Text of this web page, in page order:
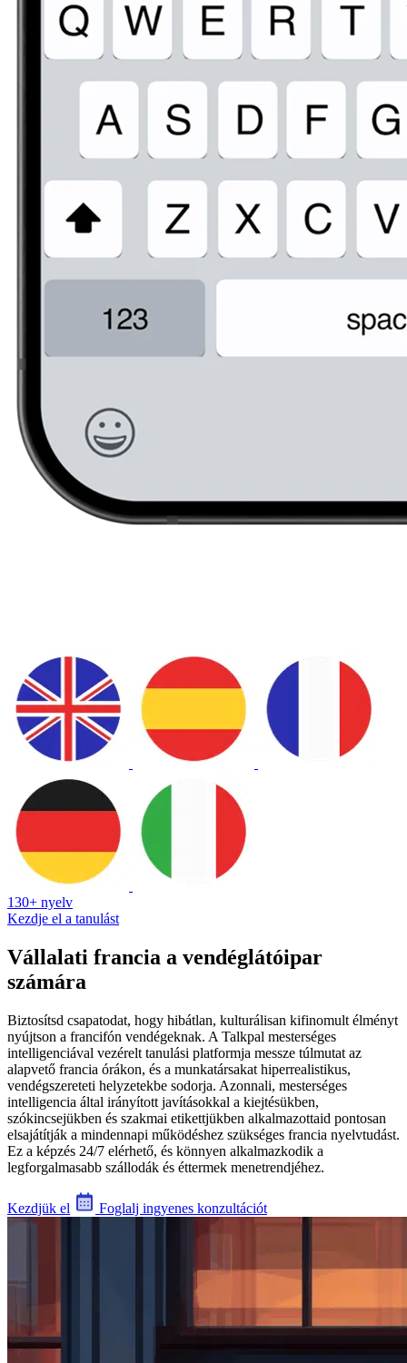
130+ nyelv
Kezdje el a tanulást
Vállalati francia a vendéglátóipar
számára
Biztosítsd csapatodat, hogy hibátlan, kulturálisan kifinomult élményt
nyújtson a francifón vendégeknak. A Talkpal mesterséges
intelligenciával vezérelt tanulási platformja messze túlmutat az
alapvető francia órákon, és a munkatársakat hiperrealistikus,
vendégszereteti helyzetekbe sodorja. Azonnali, mesterséges
intelligencia által irányított javításokkal a kiejtésükben,
szókincsejükben és szakmai etikettjükben alkalmazottaid pontosan
elsajátítják a mindennapi működéshez szükséges francia nyelvtudást.
Ez a képzés 24/7 elérhető, és könnyen alkalmazkodik a
legforgalmasabb szállodák és éttermek menetrendjéhez.
Kezdjük el Foglalj ingyenes konzultációt